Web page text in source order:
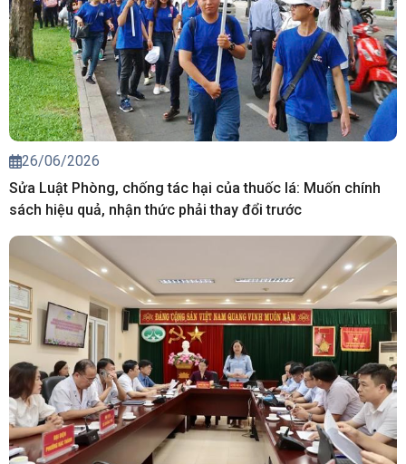
26/06/2026
Sửa Luật Phòng, chống tác hại của thuốc lá: Muốn chính
sách hiệu quả, nhận thức phải thay đổi trước